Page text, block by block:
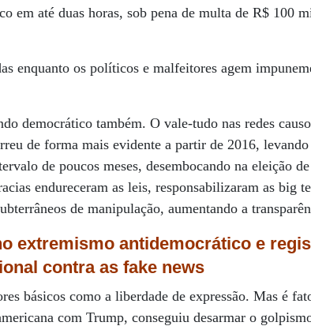
em até duas horas, sob pena de multa de R$ 100
enquanto os políticos e malfeitores agem
democrático também. O vale-tudo nas redes
de forma mais evidente a partir de 2016, levando
de poucos meses, desembocando na eleição
endureceram as leis, responsabilizaram as big
de manipulação, aumentando a
extremismo antidemocrático e
contra as fake news
básicos como a liberdade de expressão. Mas é
com Trump, conseguiu desarmar o